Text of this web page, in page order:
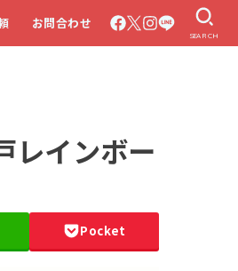
お問合わせ
SEARCH
レインボー
Pocket